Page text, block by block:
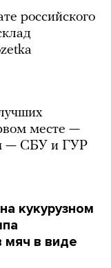
российского
месте —
— СБУ и ГУР
кукурузном
мяч в виде